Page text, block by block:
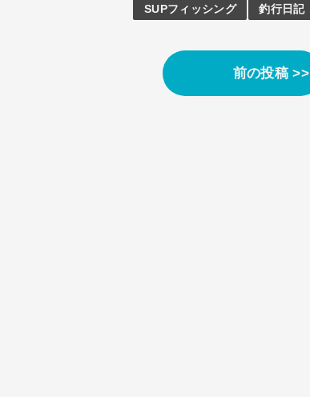
SUPフィッシング 釣行日記
前の投稿 >>